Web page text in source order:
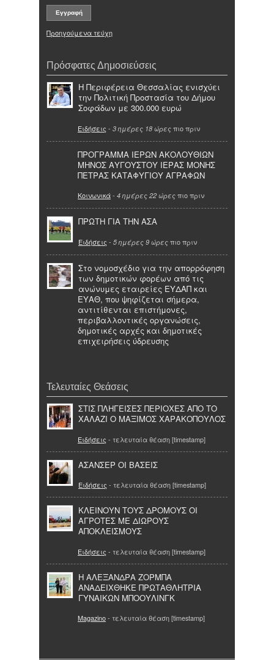
Προηγούμενα τεύχη
Πρόσφατες Δημοσιεύσεις
Η Περιφέρεια Θεσσαλίας ενισχύει
την Πολιτική Προστασία του Δήμου
Σοφάδων με 300.000 ευρώ
Ειδήσεις - 3 ημέρες 18 ώρες πιο πριν
ΠΡΟΓΡΑΜΜΑ ΙΕΡΩΝ ΑΚΟΛΟΥΘΙΩΝ
ΜΗΝΟΣ ΑΥΓΟΥΣΤΟΥ ΙΕΡΑΣ ΜΟΝΗΣ
ΠΕΤΡΑΣ ΚΑΤΑΦΥΓΙΟΥ ΑΓΡΑΦΩΝ
Κοινωνικά- 4 ημέρες 22 ώρες πιο πριν
ΠΡΩΤΗ ΓΙΑ ΤΗΝ ΑΣΑ
Ειδήσεις - 5 ημέρες 9 ώρες πιο πριν
Στο νομοσχέδιο για την απορρόφηση
των δημοτικών φορέων από τις
ανώνυμες εταιρείες ΕΥΔΑΠ και
ΕΥΑΘ, που ψηφίζεται σήμερα,
αντιτίθενται επιστήμονες,
περιβαλλοντικές οργανώσεις,
δημοτικές αρχές και δημοτικές
επιχειρήσεις ύδρευσης
Τελευταίες Θεάσεις
ΣΤΙΣ ΠΛΗΓΕΙΣΕΣ ΠΕΡΙΟΧΕΣ ΑΠΟ ΤΟ
ΧΑΛΑΖΙ Ο ΜΑΞΙΜΟΣ ΧΑΡΑΚΟΠΟΥΛΟΣ
Ειδήσεις - τελευταία θέαση [timestamp]
AΣΑΝΣΕΡ ΟΙ ΒΑΣΕΙΣ
Ειδήσεις - τελευταία θέαση [timestamp]
ΚΛΕΙΝΟΥΝ ΤΟΥΣ ΔΡΟΜΟΥΣ ΟΙ
ΑΓΡΟΤΕΣ ΜΕ ΔΙΩΡΟΥΣ
ΑΠΟΚΛΕΙΣΜΟΥΣ
Ειδήσεις - τελευταία θέαση [timestamp]
Η ΑΛΕΞΑΝΔΡΑ ΖΟΡΜΠΑ
ΑΝΑΔΕΙΧΘΗΚΕ ΠΡΩΤΑΘΛΗΤΡΙΑ
ΓΥΝΑΙΚΩΝ ΜΠΟΟΥΛΙΝΓΚ
Magazino- τελευταία θέαση [timestamp]